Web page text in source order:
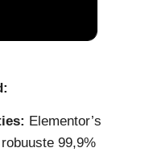
Elementor’s
99,9%